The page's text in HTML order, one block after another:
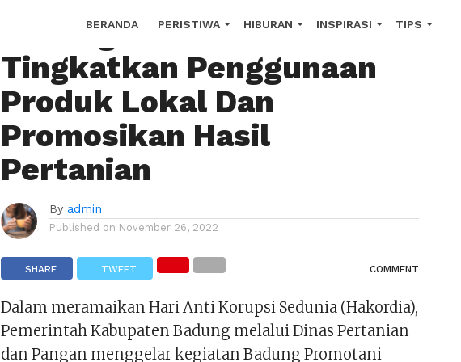
BERANDA PERISTIWA HIBURAN INSPIRASI TIPS
HOROSCOPE
Badung Gelar Promotani
Tingkatkan Penggunaan
Produk Lokal Dan
Promosikan Hasil
Pertanian
By admin
Published on November 26, 2022
SHARE TWEET COMMENT
Dalam meramaikan Hari Anti Korupsi Sedunia (Hakordia),
Pemerintah Kabupaten Badung melalui Dinas Pertanian
dan Pangan menggelar kegiatan Badung Promotani